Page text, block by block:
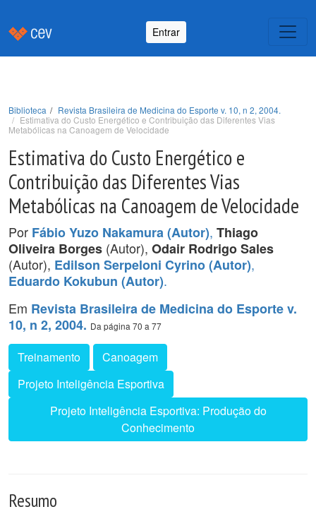
Entrar
Biblioteca
Revista Brasileira de Medicina do Esporte v. 10, n 2, 2004.
Estimativa do Custo Energético e Contribuição das Diferentes Vias
Metabólicas na Canoagem de Velocidade
Estimativa do Custo Energético e
Contribuição das Diferentes Vias
Metabólicas na Canoagem de Velocidade
Por Fábio Yuzo Nakamura (Autor), Thiago
Oliveira Borges (Autor), Odair Rodrigo Sales
(Autor), Edilson Serpeloni Cyrino (Autor),
Eduardo Kokubun (Autor).
Em Revista Brasileira de Medicina do Esporte v.
10, n 2, 2004. Da página 70 a 77
Treinamento
Canoagem
Projeto Inteligência Esportiva
Projeto Inteligência Esportiva: Produção do
Conhecimento
Resumo